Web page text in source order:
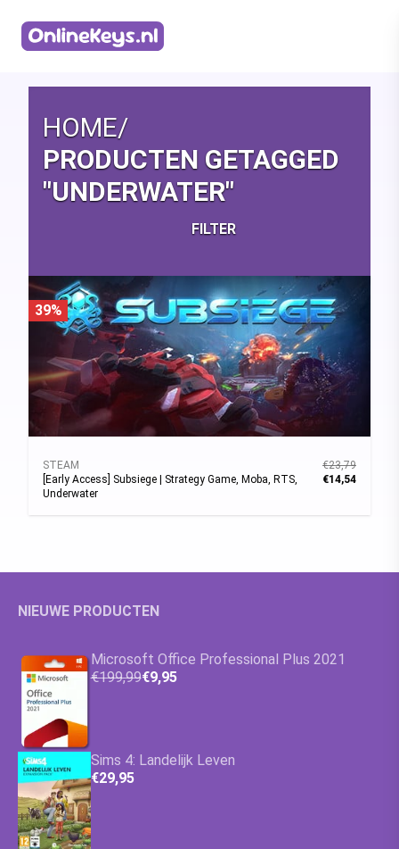
HOME/
PRODUCTEN GETAGGED
"UNDERWATER"
FILTER
39%
STEAM
[Early Access] Subsiege | Strategy Game, Moba, RTS,
Underwater
€23,79
€14,54
NIEUWE PRODUCTEN
Microsoft Office Professional Plus 2021
€199,99€9,95
Sims 4: Landelijk Leven
€29,95